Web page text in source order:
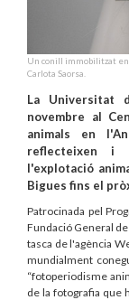
Un conill immobilitzat
Carlota Saorsa.
La Universitat
novembre al
animals en
reflecteixen i
l'explotació
Bigues fins el
Patrocinada pel
Fundació General
tasca de l'agència
mundialment
“fotoperiodisme
de la fotografia que